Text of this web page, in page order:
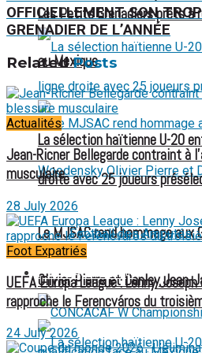
Les Petits Grenadiers prêts
au Mexique
Le MJSAC rend hommage aux
Olivier Pierre et Danley Jean-
La sélection haïtienne U-20
droite avec 25 joueurs
Football des Amputés
FOOTBALL FÉMININ
OFFICIELLEMENT SON
GRENADIER DE L’ANNÉE
RelatedPosts
Actualités
Jean-Ricner Bellegarde contraint à
musculaire
28 July 2026
Foot Expatriés
UEFA Europa League : Lenny
rapproche le Ferencváros du
24 July 2026